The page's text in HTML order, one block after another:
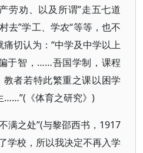
劳劝、以及所谓”走五七道
去”学工、学农“等等，也不
切认为：“中学及中学以上
于智，……吾国学制，课程
者若特此繁重之课以困学
……”(《体育之研究》)
满之处”(与黎邵西书，1917
学校，所以我决定不再入学